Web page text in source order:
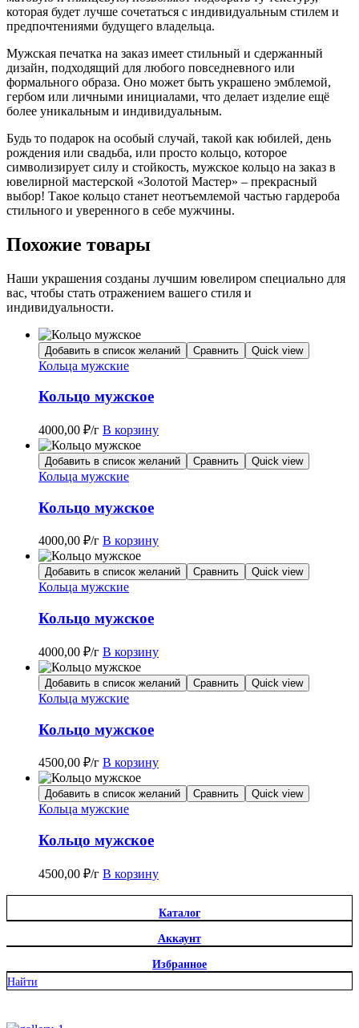
которая будет лучше сочетаться с индивидуальным стилем и
предпочтениями будущего владельца.
Мужская печатка на заказ имеет стильный и сдержанный
дизайн, подходящий для любого повседневного или
формального образа. Оно может быть украшено эмблемой,
гербом или личными инициалами, что делает изделие ещё
более уникальным и индивидуальным.
Будь то подарок на особый случай, такой как юбилей, день
рождения или свадьба, или просто кольцо, которое
символизирует силу и стойкость, мужское кольцо на заказ в
ювелирной мастерской «Золотой Мастер» – прекрасный
выбор! Такое кольцо станет неотъемлемой частью гардероба
стильного и уверенного в себе мужчины.
Похожие товары
Наши украшения созданы лучшим ювелиром специально для
вас, чтобы стать отражением вашего стиля и
индивидуальности.
Добавить в список желаний Сравнить Quick view
Кольца мужские
Кольцо мужское
4000,00 ₽/г В корзину
Добавить в список желаний Сравнить Quick view
Кольца мужские
Кольцо мужское
4000,00 ₽/г В корзину
Добавить в список желаний Сравнить Quick view
Кольца мужские
Кольцо мужское
4000,00 ₽/г В корзину
Добавить в список желаний Сравнить Quick view
Кольца мужские
Кольцо мужское
4500,00 ₽/г В корзину
Добавить в список желаний Сравнить Quick view
Кольца мужские
Кольцо мужское
4500,00 ₽/г В корзину
Каталог
Аккаунт
Избранное
Найти